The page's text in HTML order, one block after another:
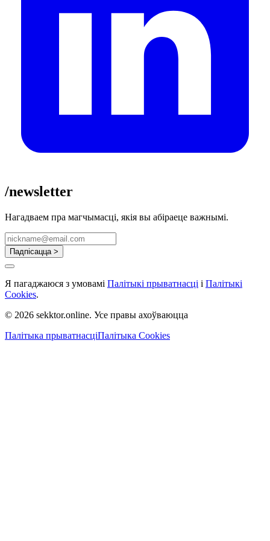
/newsletter
Нагадваем пра магчымасці, якія вы абіраеце важнымі.
Падпісацца >
Я пагаджаюся з умовамі Палітыкі прыватнасці і Палітыкі
Cookies.
© 2026 sekktor.online. Усе правы ахоўваюцца
Палітыка прыватнасціПалітыка Cookies